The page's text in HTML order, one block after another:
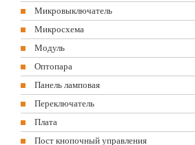
Микровыключатель
Микросхема
Модуль
Оптопара
Панель ламповая
Переключатель
Плата
Пост кнопочный управления